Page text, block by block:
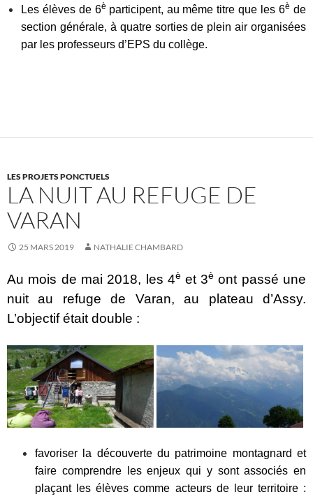
Les élèves de 6è participent, au même titre que les 6è de
section générale, à quatre sorties de plein air organisées
par les professeurs d’EPS du collège.
LES PROJETS PONCTUELS
LA NUIT AU REFUGE DE
VARAN
25 MARS 2019 NATHALIE CHAMBARD
Au mois de mai 2018, les 4è et 3èont passé une
nuit au refuge de Varan, au plateau d’Assy.
L’objectif était double :
favoriser la découverte du patrimoine montagnard et
faire comprendre les enjeux qui y sont associés en
plaçant les élèves comme acteurs de leur territoire :